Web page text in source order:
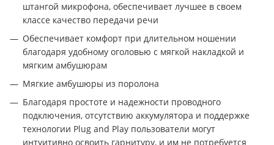
штангой микрофона, обеспечивает лучшее в своем
классе качество передачи речи
Обеспечивает комфорт при длительном ношении
благодаря удобному оголовью с мягкой накладкой и
мягким амбушюрам
Мягкие амбушюры из поролона
Благодаря простоте и надежности проводного
подключения, отсутствию аккумулятора и поддержке
технологии Plug and Play пользователи могут
интуитивно освоить гарнитуру, и им не потребуется